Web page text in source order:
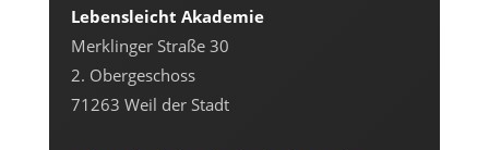
Lebensleicht Akademie
Merklinger Straße 30
2. Obergeschoss
71263 Weil der Stadt